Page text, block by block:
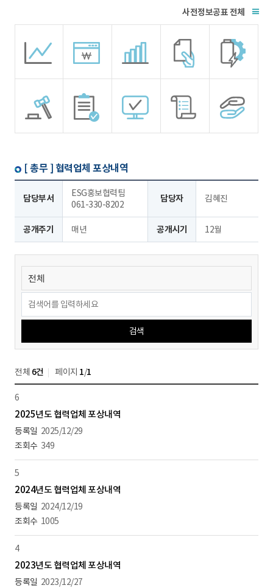
전체
[ 총무 ] 협력업체 포상내역
담당부서
ESG홍보협력팀
061-330-8202
담당자 김혜진
공개주기 매년 공개시기 12월
검색
전체 6건 페이지 1/1
6
2025년도 협력업체 포상내역
2025/12/29
349
5
2024년도 협력업체 포상내역
2024/12/19
1005
4
2023년도 협력업체 포상내역
2023/12/27